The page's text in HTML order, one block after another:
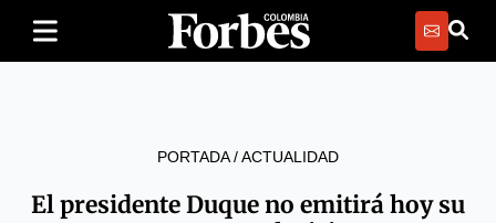
PORTADA/ACTUALIDAD
El presidente Duque no emitirá hoy su